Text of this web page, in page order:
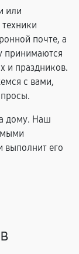
или
почте, а
принимаются
и праздников.
с вами,
дому. Наш
выполнит его